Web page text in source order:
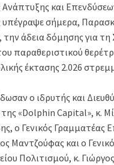
και
υπέγραψε σήμερα,
άδεια δόμησης για τη
παραθεριστικού
έκτασης 2.026
ο ιδρυτής και
«Dolphin Capital», κ.
ο Γενικός Γραμματέας
Μαντζούφας και ο
Πολιτισμού, κ.